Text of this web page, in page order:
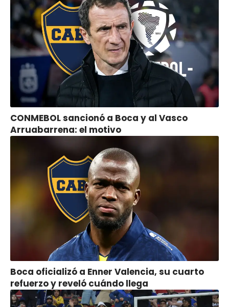
CONMEBOL sancionó a Boca y al Vasco
Arruabarrena: el motivo
Boca oficializó a Enner Valencia, su cuarto
refuerzo y reveló cuándo llega